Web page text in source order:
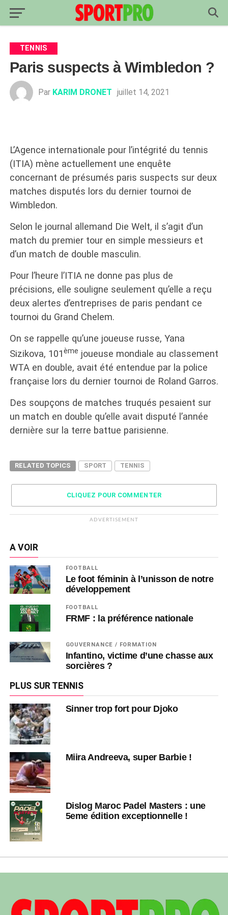
TENNIS
Paris suspects à Wimbledon ?
Par KARIM DRONET juillet 14, 2021
L’Agence internationale pour l’intégrité du tennis
(ITIA) mène actuellement une enquête
concernant de présumés paris suspects sur deux
matches disputés lors du dernier tournoi de
Wimbledon.
Selon le journal allemand Die Welt, il s’agit d’un
match du premier tour en simple messieurs et
d’un match de double masculin.
Pour l’heure l’ITIA ne donne pas plus de
précisions, elle souligne seulement qu’elle a reçu
deux alertes d’entreprises de paris pendant ce
tournoi du Grand Chelem.
On se rappelle qu’une joueuse russe, Yana
Sizikova, 101ème joueuse mondiale au classement
WTA en double, avait été entendue par la police
française lors du dernier tournoi de Roland Garros.
Des soupçons de matches truqués pesaient sur
un match en double qu’elle avait disputé l’année
dernière sur la terre battue parisienne.
RELATED TOPICS SPORT TENNIS
CLIQUEZ POUR COMMENTER
ADVERTISEMENT
A VOIR
FOOTBALL
Le foot féminin à l’unisson de notre
développement
FOOTBALL
FRMF : la préférence nationale
GOUVERNANCE / FORMATION
Infantino, victime d’une chasse aux
sorcières ?
PLUS SUR TENNIS
Sinner trop fort pour Djoko
Miira Andreeva, super Barbie !
Dislog Maroc Padel Masters : une
5eme édition exceptionnelle !